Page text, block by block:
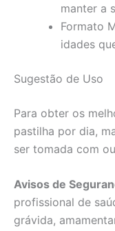
manter a
Formato
idades
Sugestão de Uso
Para obter os
pastilha por dia,
ser tomada com
Avisos de
profissional de
grávida,